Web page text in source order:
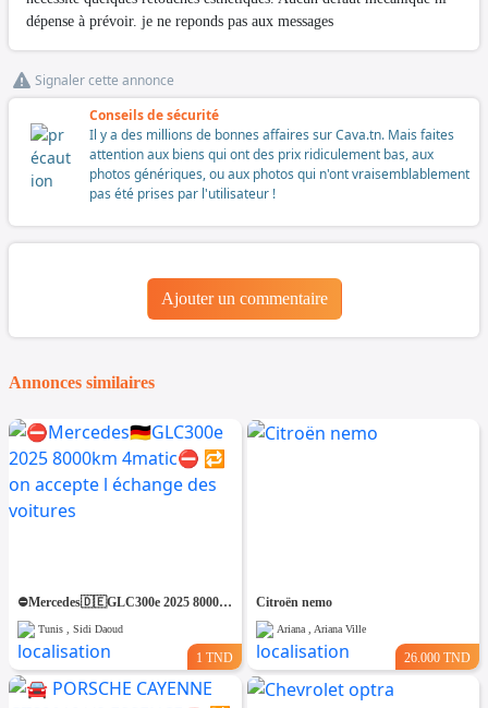
dépense à prévoir. je ne reponds pas aux messages
Signaler cette annonce
Conseils de sécurité
Il y a des millions de bonnes affaires sur Cava.tn. Mais faites
attention aux biens qui ont des prix ridiculement bas, aux
photos génériques, ou aux photos qui n'ont vraisemblablement
pas été prises par l'utilisateur !
Ajouter un commentaire
Annonces similaires
⛔️Mercedes🇩🇪GLC300e 2025 8000km 4matic⛔️ 🔁 on accepte l échange des voitures
Tunis , Sidi Daoud
1 TND
Citroën nemo
Ariana , Ariana Ville
26.000 TND